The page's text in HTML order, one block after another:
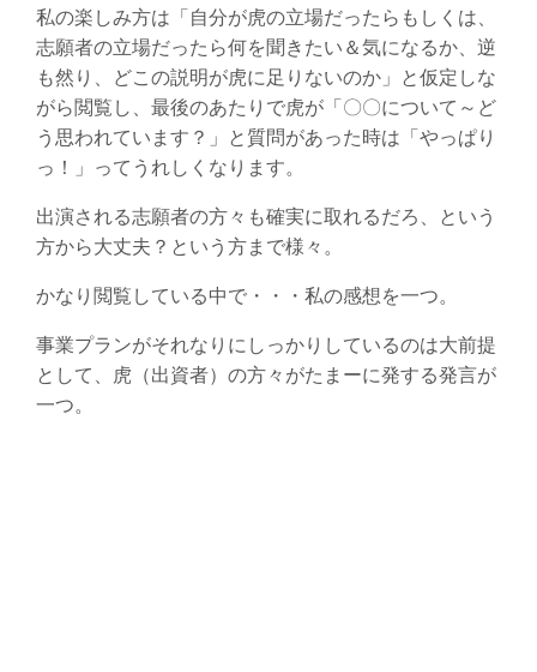
私の楽しみ方は「自分が虎の立場だったらもしくは、
志願者の立場だったら何を聞きたい＆気になるか、逆
も然り、どこの説明が虎に足りないのか」と仮定しな
がら閲覧し、最後のあたりで虎が「〇〇について～ど
う思われています？」と質問があった時は「やっぱり
っ！」ってうれしくなります。
出演される志願者の方々も確実に取れるだろ、という
方から大丈夫？という方まで様々。
かなり閲覧している中で・・・私の感想を一つ。
事業プランがそれなりにしっかりしているのは大前提
として、虎（出資者）の方々がたまーに発する発言が
一つ。